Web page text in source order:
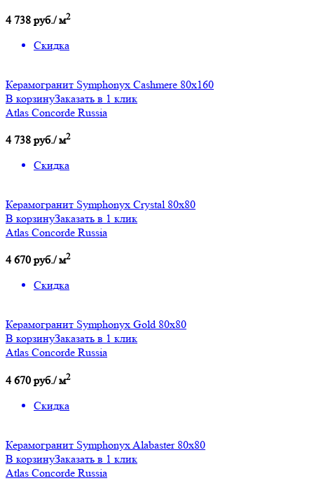
4 738 руб./ м2
Скидка
Керамогранит Symphonyx Cashmere 80x160
В корзинуЗаказать в 1 клик
Atlas Concorde Russia
4 738 руб./ м2
Скидка
Керамогранит Symphonyx Crystal 80x80
В корзинуЗаказать в 1 клик
Atlas Concorde Russia
4 670 руб./ м2
Скидка
Керамогранит Symphonyx Gold 80x80
В корзинуЗаказать в 1 клик
Atlas Concorde Russia
4 670 руб./ м2
Скидка
Керамогранит Symphonyx Alabaster 80x80
В корзинуЗаказать в 1 клик
Atlas Concorde Russia